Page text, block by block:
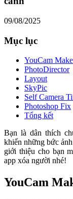
09/08/2025
Mục lục
YouCam
PhotoDirector
Layout
SkyPic
Self Camera
Photoshop Fix
Tổng kết
Bạn là dân thích
khiến những bức
giới thiệu cho bạn
app xóa người nhé!
YouCam